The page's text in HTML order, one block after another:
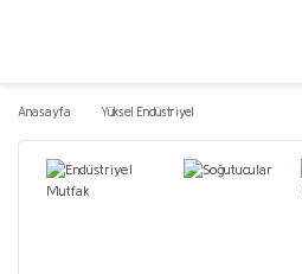
Anasayfa Yüksel Endüstriyel